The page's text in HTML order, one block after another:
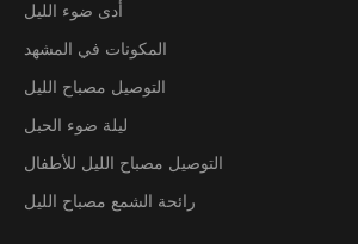
أدى ضوء الليل
المكونات في المشهد
التوصيل مصباح الليل
ليلة ضوء الحبل
التوصيل مصباح الليل للأطفال
رائحة الشمع مصباح الليل